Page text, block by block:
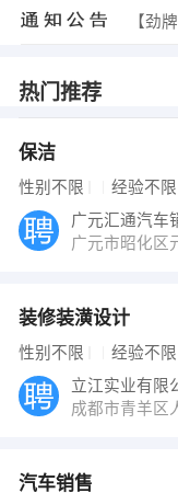
【劲
【广
热门推荐
保洁
性别不限 经验不限
广元汇通汽车
广元市昭化区
装修装潢设计
性别不限 经验不限
立江实业有限
成都市青羊区
汽车销售